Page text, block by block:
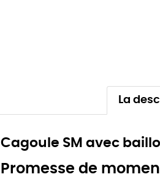
La
Cagoule SM avec
Promesse de